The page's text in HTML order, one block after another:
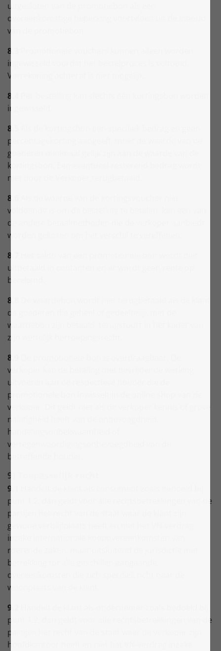
uitgesloten van de promotiebon als een
overeenkomstige beperking voortvloeit uit de inhoud
van de promotiebon.
8.3
ingewisseld voordat het bestelproces is voltooid.
Verrekening achteraf is niet mogelijk.
8.4
ingewisseld.
8.5
percentagekorting aangeeft, moet de waarde van de
goederen minimaal gelijk zijn aan de waarde van de
kortingsbon. Een eventueel resterend bedrag wordt
niet door de Verkoper terugbetaald.
8.6
voldoende is om de bestelling te betalen, kan een van
de andere betaalmethoden die de verkoper aanbiedt
worden gekozen om het verschil te vereffenen.
8.7
uitbetaald in contanten en er wordt geen rente op
berekend.
8.8
de goederen die geheel of gedeeltelijk met de
waardebon zijn betaald, terugstuurt in het kader van
zijn wettelijk herroepingsrecht.
8.9
verkoper kan de betaling met bevrijdende werking
uitvoeren aan de respectieve houder die de
promotionele bon inwisselt in de online shop van de
verkoper. Dit geldt niet als de verkoper kennis of grove
nalatigheid heeft van de onbevoegdheid,
handelingsonbekwaamheid of
vertegenwoordigingsonbevoegdheid van de
betreffende houder.
9) Toepasselijk recht
9.1
punt 1.2, dan geldt voor alle rechtsbetrekkingen van de
partijen het recht van de staat waar de klant zijn
gewone verblijfplaats heeft en niet het VN-verdrag
inzake internationale koopovereenkomsten van
roerende zaken, maar uitsluitend de jurisdictie met
betrekking tot alle geschillen aangaande
overeenkomsten die zich specifiek richt naar de
woonplaats van de klant.
9.2
punt 1.2, dan geldt voor alle rechtsbetrekkingen van de
partijen het recht van de staat waar de verkoper zijn
hoofdkantoor heeft en niet het VN-verdrag inzake